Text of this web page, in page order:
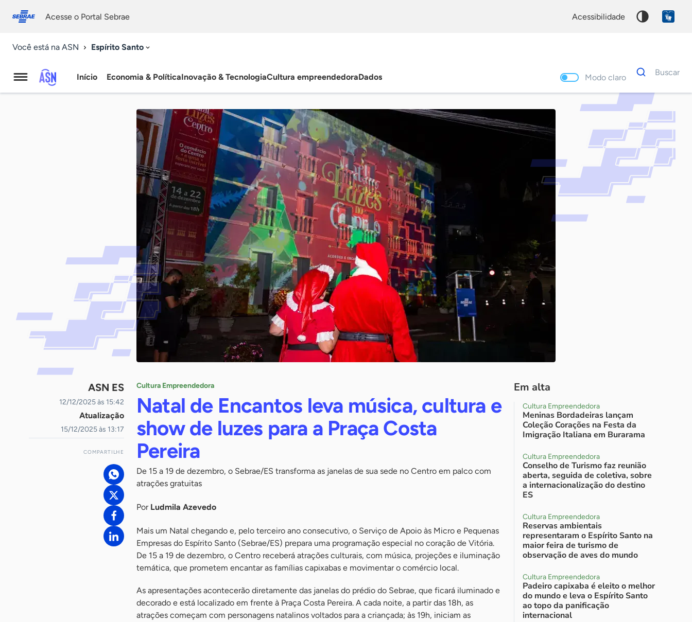
conosco
Acesse o Portal Sebrae acessibilidade
Você está na ASN Espírito Santo
Agência
Início Economia & PolíticaInovação & TecnologiaCultura empreendedoraDados Modo claro
Dados
para
Buscar
Palavra
chave
ASN ES
12/12/2025 às 15:42
Atualização
15/12/2025 às 13:17
COMPARTILHE
Cultura Empreendedora
Natal de Encantos leva música, cultura e
show de luzes para a Praça Costa
Pereira
De 15 a 19 de dezembro, o Sebrae/ES transforma as janelas de sua sede no Centro em palco com
atrações gratuitas
Por Ludmila Azevedo
Mais um Natal chegando e, pelo terceiro ano consecutivo, o Serviço de Apoio às Micro e Pequenas
Empresas do Espírito Santo (Sebrae/ES) prepara uma programação especial no coração de Vitória.
De 15 a 19 de dezembro, o Centro receberá atrações culturais, com música, projeções e iluminação
temática, que prometem encantar as famílias capixabas e movimentar o comércio local.
As apresentações acontecerão diretamente das janelas do prédio do Sebrae, que ficará iluminado e
decorado e está localizado em frente à Praça Costa Pereira. A cada noite, a partir das 18h, as
atrações começam com personagens natalinos voltados para a criançada; às 19h, iniciam as
Em alta
Cultura Empreendedora
Meninas Bordadeiras lançam
Coleção Corações na Festa da
Imigração Italiana em Burarama
Cultura Empreendedora
Conselho de Turismo faz reunião
aberta, seguida de coletiva, sobre
a internacionalização do destino
ES
Cultura Empreendedora
Reservas ambientais
representaram o Espírito Santo na
maior feira de turismo de
observação de aves do mundo
Cultura Empreendedora
Padeiro capixaba é eleito o melhor
do mundo e leva o Espírito Santo
ao topo da panificação
internacional